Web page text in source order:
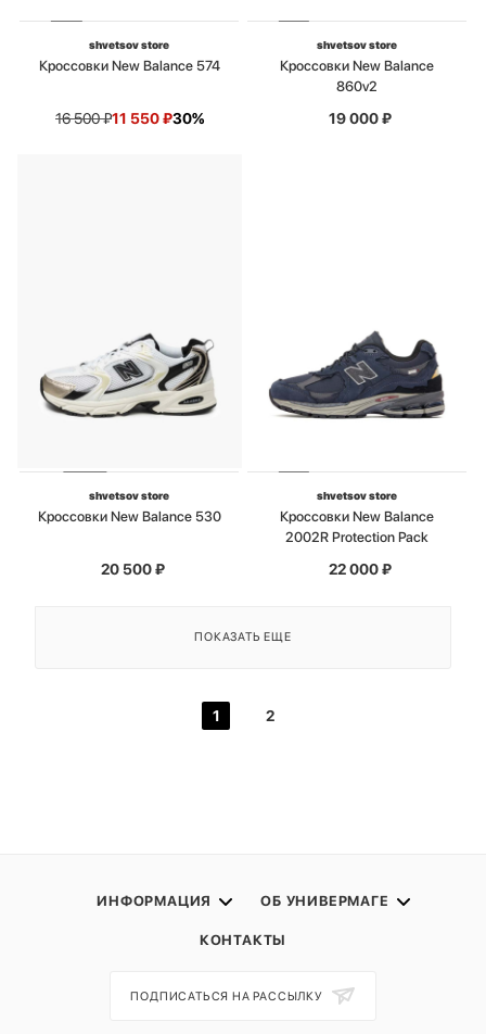
shvetsov store
Кроссовки New Balance 574
16 500₽11 550₽30%
shvetsov store
Кроссовки New Balance
860v2
19 000₽
shvetsov store
Кроссовки New Balance 530
20 500₽
shvetsov store
Кроссовки New Balance
2002R Protection Pack
22 000₽
ПОКАЗАТЬ ЕЩЕ
1 2
ИНФОРМАЦИЯ ОБ УНИВЕРМАГЕ
КОНТАКТЫ
ПОДПИСАТЬСЯ НА РАССЫЛКУ